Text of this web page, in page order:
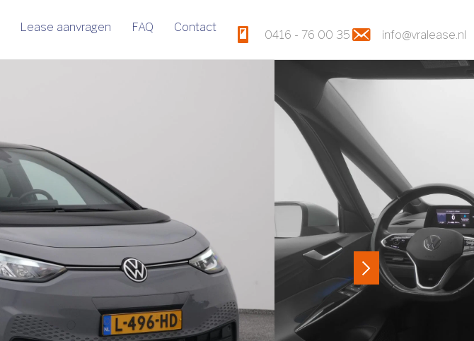
Lease aanvragen FAQ Contact
0416 - 76 00 35 info@vralease.nl